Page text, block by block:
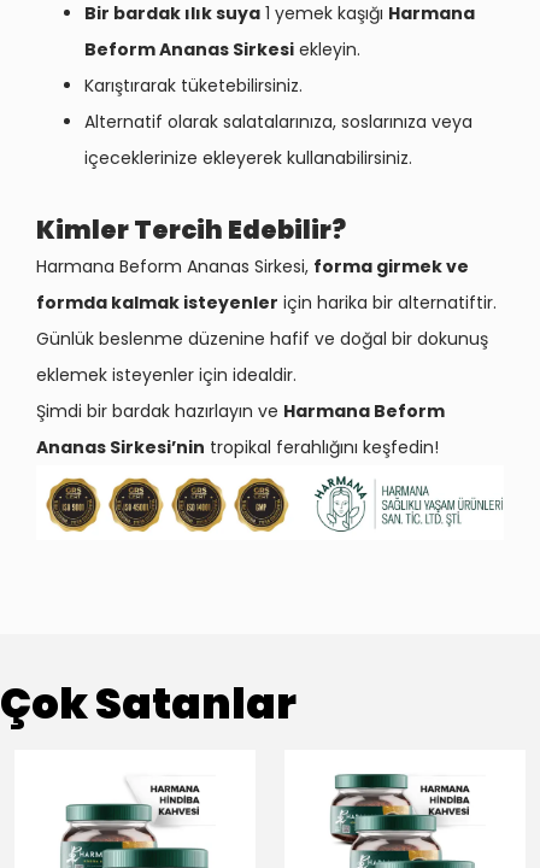
Bir bardak ılık suya 1 yemek kaşığı Harmana
Beform Ananas Sirkesi ekleyin.
Karıştırarak tüketebilirsiniz.
Alternatif olarak salatalarınıza, soslarınıza veya
içeceklerinize ekleyerek kullanabilirsiniz.
Kimler Tercih Edebilir?
Harmana Beform Ananas Sirkesi, forma girmek ve
formda kalmak isteyenler için harika bir alternatiftir.
Günlük beslenme düzenine hafif ve doğal bir dokunuş
eklemek isteyenler için idealdir.
Şimdi bir bardak hazırlayın ve Harmana Beform
Ananas Sirkesi’nin tropikal ferahlığını keşfedin!
Çok Satanlar